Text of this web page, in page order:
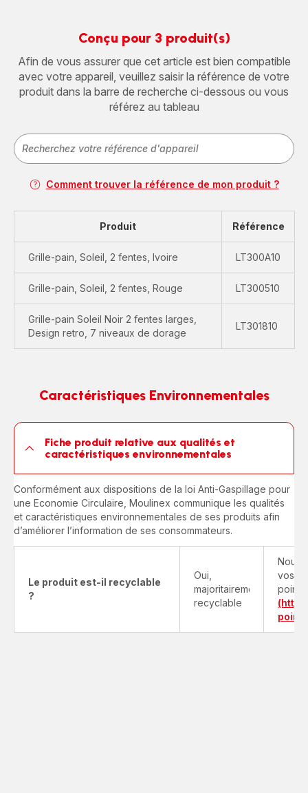
Conçu pour 3 produit(s)
Afin de vous assurer que cet article est bien compatible
avec votre appareil, veuillez saisir la référence de votre
produit dans la barre de recherche ci-dessous ou vous
référez au tableau
Comment trouver la référence de mon produit ?
Produit Référence
Grille-pain, Soleil, 2 fentes, Ivoire LT300A10
Grille-pain, Soleil, 2 fentes, Rouge LT300510
Grille-pain Soleil Noir 2 fentes larges,
Design retro, 7 niveaux de dorage
LT301810
Caractéristiques Environnementales
Fiche produit relative aux qualités et
caractéristiques environnementales
Conformément aux dispositions de la loi Anti-Gaspillage pour
une Economie Circulaire, Moulinex communique les qualités
et caractéristiques environnementales de ses produits afin
d’améliorer l’information de ses consommateurs.
Le produit est-il recyclable
?
Oui,
majoritairement
recyclable
Nous
vos